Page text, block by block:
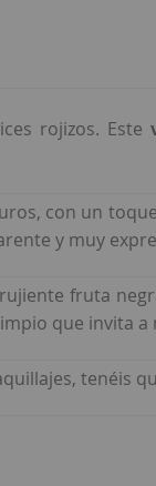
rojizos. Este
con un
y muy
fruta
que invita a
tenéis